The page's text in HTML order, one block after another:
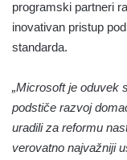
programski partneri
inovativan pristup
standarda.
„Microsoft je oduvek
podstiče razvoj
uradili za reformu
verovatno najvažniji